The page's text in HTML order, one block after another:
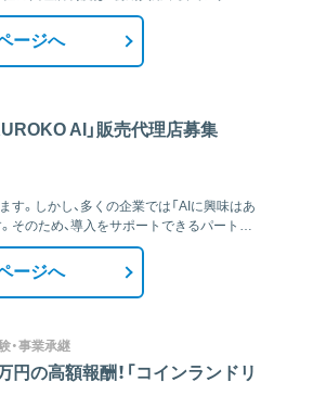
ージへ
AI」販売代理店募集
。しかし、多くの企業では「AIに興味はあ
そのため、導入をサポートできるパートナ
ージへ
・事業承継
の高額報酬！「コインランドリ